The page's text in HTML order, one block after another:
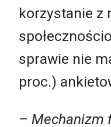
korzystanie z
sprawie nie
proc.)
– Mechanizm